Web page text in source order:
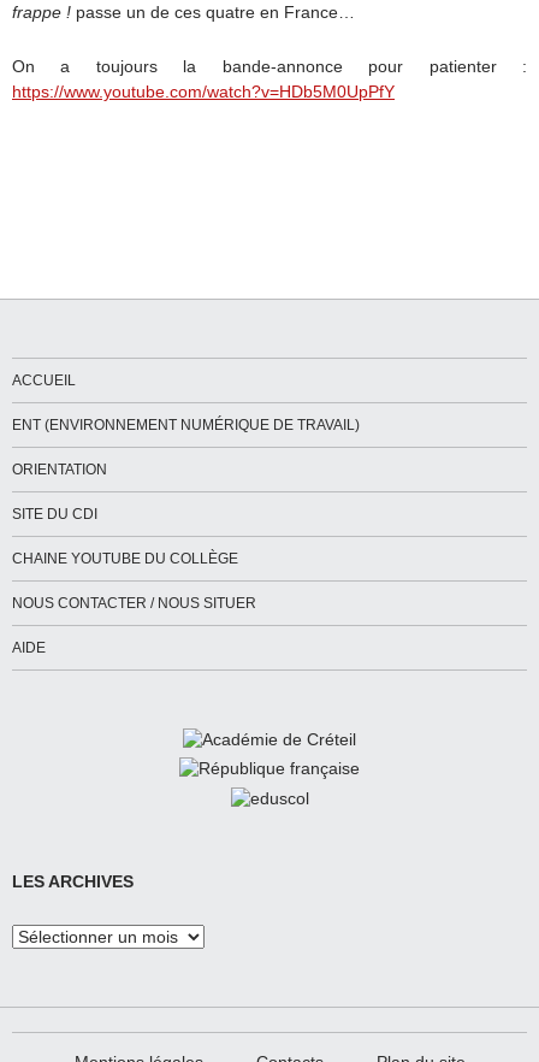
frappe ! passe un de ces quatre en France…
On a toujours la bande-annonce pour patienter :
https://www.youtube.com/watch?v=HDb5M0UpPfY
ACCUEIL
ENT (ENVIRONNEMENT NUMÉRIQUE DE TRAVAIL)
ORIENTATION
SITE DU CDI
CHAINE YOUTUBE DU COLLÈGE
NOUS CONTACTER / NOUS SITUER
AIDE
LES ARCHIVES
Les